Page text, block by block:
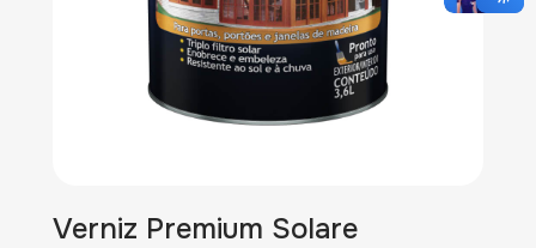
Verniz Premium Solare